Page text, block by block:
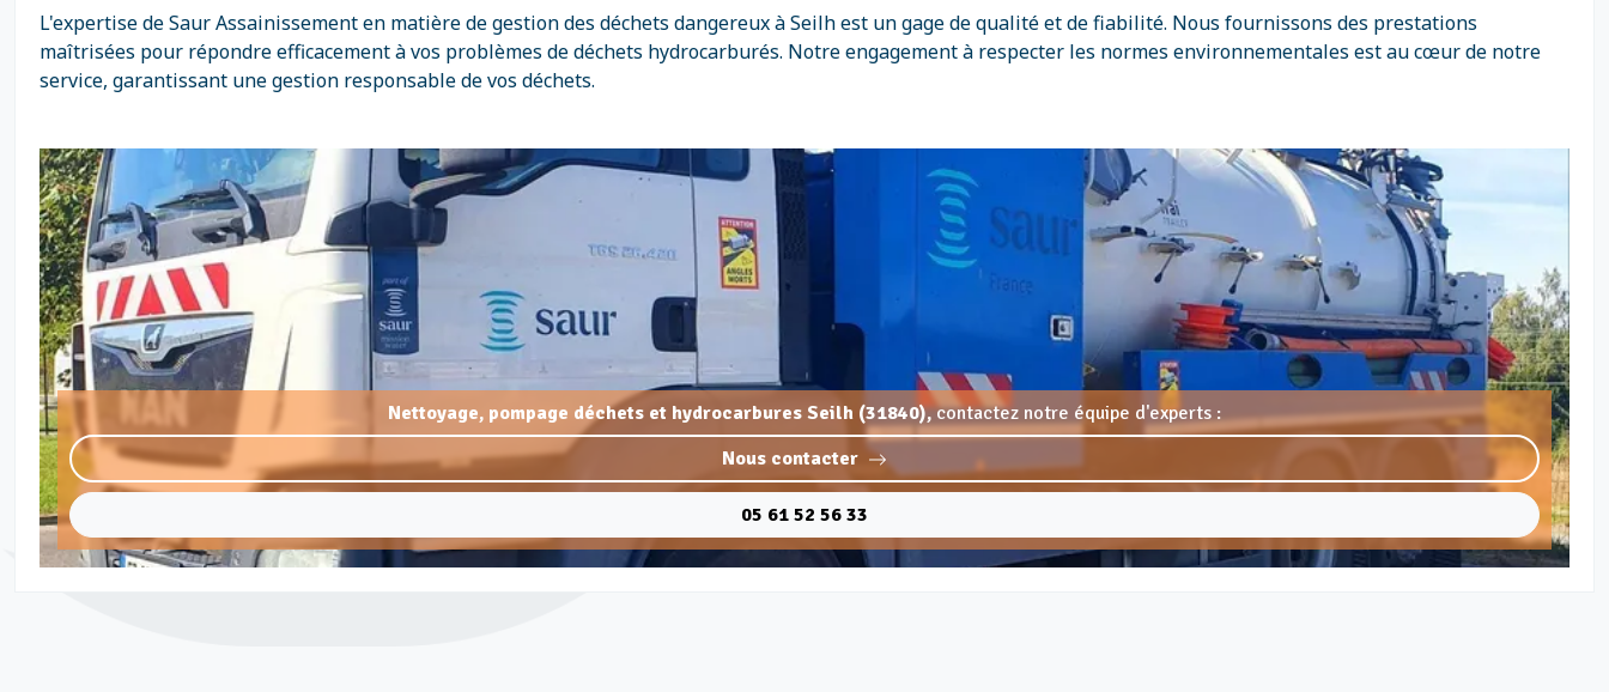
L'expertise de Saur Assainissement en matière de gestion des déchets dangereux à Seilh est un gage de qualité et de fiabilité. Nous fournissons des prestations
maîtrisées pour répondre efficacement à vos problèmes de déchets hydrocarburés. Notre engagement à respecter les normes environnementales est au cœur de notre
service, garantissant une gestion responsable de vos déchets.
Nettoyage, pompage déchets et hydrocarbures Seilh (31840),contactez notre équipe d'experts :
Nous contacter
05 61 52 56 33